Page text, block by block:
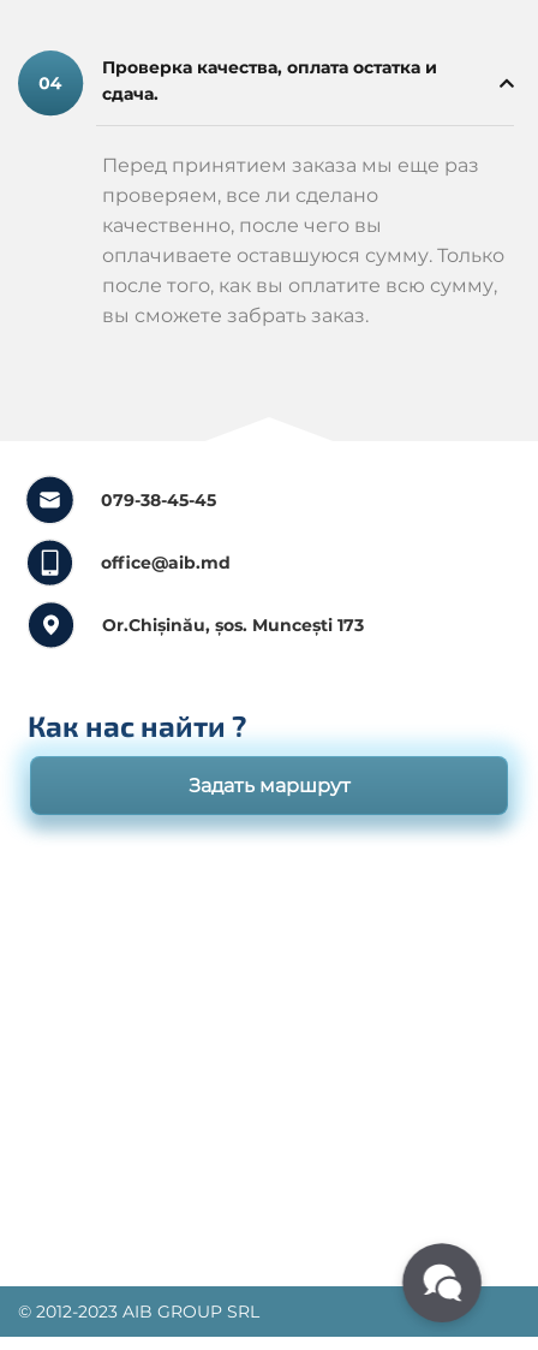
Проверка качества, оплата остатка и
сдача.
Перед принятием заказа мы еще раз
проверяем, все ли сделано
качественно, после чего вы
оплачиваете оставшуюся сумму. Только
после того, как вы оплатите всю сумму,
вы сможете забрать заказ.
079-38-45-45
office@aib.md
Or.Chișinău, șos. Muncești 173
Как нас найти ?
Задать маршрут
© 2012-2023 AIB GROUP SRL